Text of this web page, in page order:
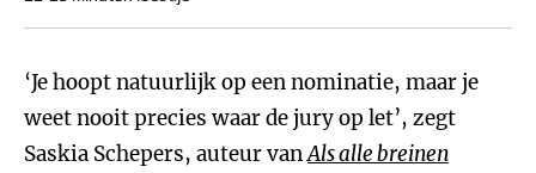
‘Je hoopt natuurlijk op een nominatie, maar je
weet nooit precies waar de jury op let’, zegt
Saskia Schepers, auteur vanAls alle breinen